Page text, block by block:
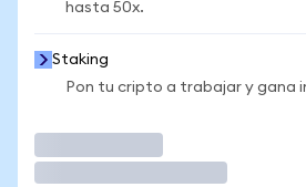
hasta 50x.
Staking
Pon tu cripto a trabajar y gana